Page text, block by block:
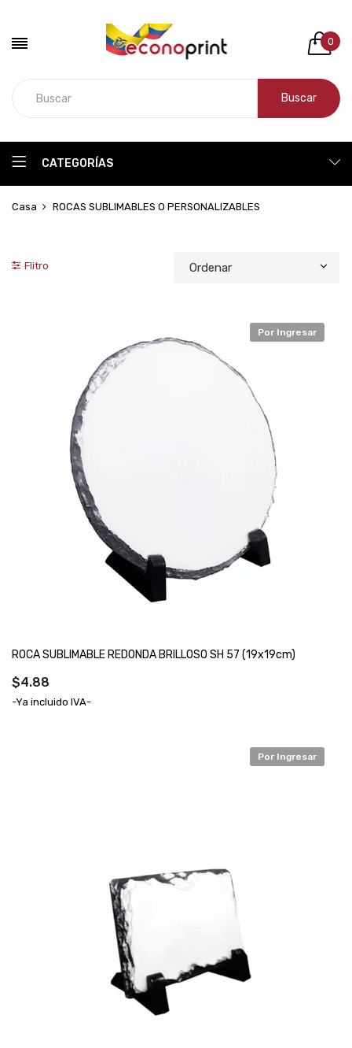
0
Buscar
CATEGORÍAS
Casa ROCAS SUBLIMABLES O PERSONALIZABLES
Flitro
Por Ingresar
ROCA SUBLIMABLE REDONDA BRILLOSO SH 57 (19x19cm)
$4.88
-Ya incluido IVA-
Por Ingresar